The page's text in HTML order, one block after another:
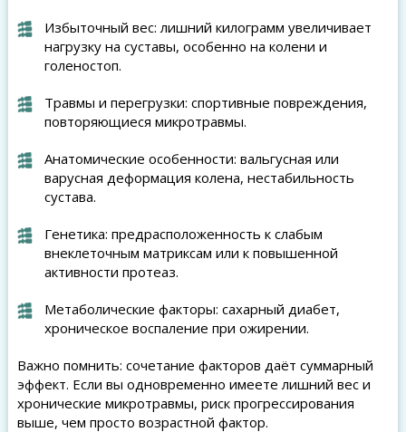
Избыточный вес: лишний килограмм увеличивает
нагрузку на суставы, особенно на колени и
голеностоп.
Травмы и перегрузки: спортивные повреждения,
повторяющиеся микротравмы.
Анатомические особенности: вальгусная или
варусная деформация колена, нестабильность
сустава.
Генетика: предрасположенность к слабым
внеклеточным матриксам или к повышенной
активности протеаз.
Метаболические факторы: сахарный диабет,
хроническое воспаление при ожирении.
Важно помнить: сочетание факторов даёт суммарный
эффект. Если вы одновременно имеете лишний вес и
хронические микротравмы, риск прогрессирования
выше, чем просто возрастной фактор.